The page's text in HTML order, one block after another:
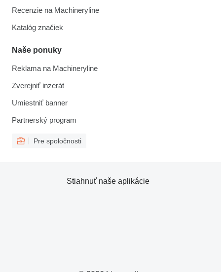
Recenzie na Machineryline
Katalóg značiek
Naše ponuky
Reklama na Machineryline
Zverejniť inzerát
Umiestniť banner
Partnerský program
Pre spoločnosti
Stiahnuť naše aplikácie